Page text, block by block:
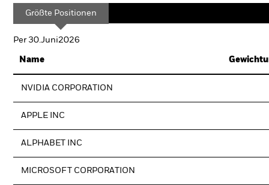
Größte Positionen
Per 30.Juni2026
Name
NVIDIA CORPORATION
APPLE INC
ALPHABET INC
MICROSOFT CORPORATION